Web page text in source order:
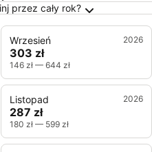
przez cały rok?
Wrzesień 2026
303 zł
146 zł — 644 zł
Listopad 2026
287 zł
180 zł — 599 zł